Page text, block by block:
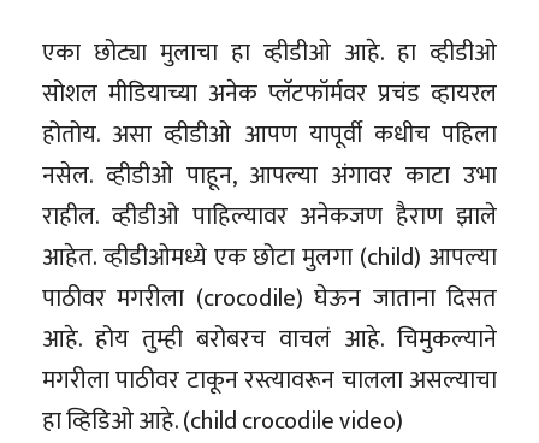
एका छोट्या मुलाचा हा व्हीडीओ आहे. हा व्हीडीओ
सोशल मीडियाच्या अनेक प्लॅटफॉर्मवर प्रचंड व्हायरल
होतोय. असा व्हीडीओ आपण यापूर्वी कधीच पहिला
नसेल. व्हीडीओ पाहून, आपल्या अंगावर काटा उभा
राहील. व्हीडीओ पाहिल्यावर अनेकजण हैराण झाले
आहेत. व्हीडीओमध्ये एक छोटा मुलगा (child) आपल्या
पाठीवर मगरीला (crocodile) घेऊन जाताना दिसत
आहे. होय तुम्ही बरोबरच वाचलं आहे. चिमुकल्याने
मगरीला पाठीवर टाकून रस्त्यावरून चालला असल्याचा
हा व्हिडिओ आहे. (child crocodile video)